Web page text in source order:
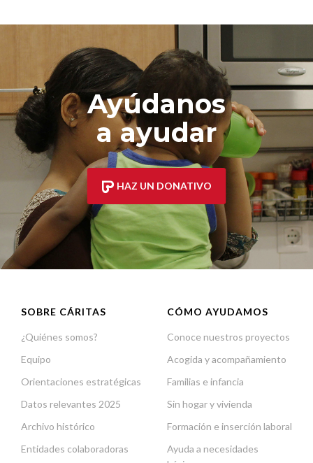
Ayúdanos
a ayudar
HAZ UN DONATIVO
SOBRE CÁRITAS
¿Quiénes somos?
Equipo
Orientaciones estratégicas
Datos relevantes 2025
Archivo histórico
Entidades colaboradoras
CÓMO AYUDAMOS
Conoce nuestros proyectos
Acogida y acompañamiento
Familias e infancia
Sin hogar y vivienda
Formación e inserción laboral
Ayuda a necesidades